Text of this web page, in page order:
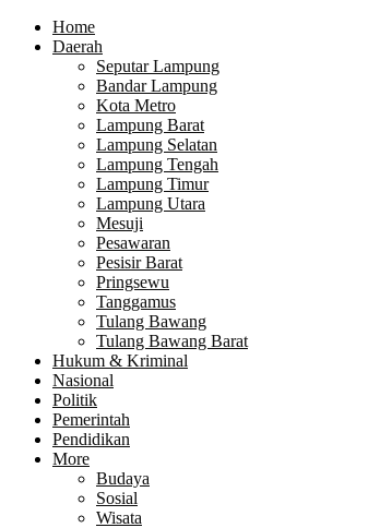
Home
Daerah
Seputar Lampung
Bandar Lampung
Kota Metro
Lampung Barat
Lampung Selatan
Lampung Tengah
Lampung Timur
Lampung Utara
Mesuji
Pesawaran
Pesisir Barat
Pringsewu
Tanggamus
Tulang Bawang
Tulang Bawang Barat
Hukum & Kriminal
Nasional
Politik
Pemerintah
Pendidikan
More
Budaya
Sosial
Wisata